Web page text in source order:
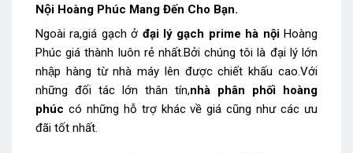
Nội Hoàng Phúc Mang Đến Cho Bạn.
Ngoài ra,giá gạch ở đại lý gạch prime hà nộiHoàng
Phúc giá thành luôn rẻ nhất.Bởi chúng tôi là đại lý lớn
nhập hàng từ nhà máy lên được chiết khấu cao.Với
những đối tác lớn thân tín,nhà phân phối hoàng
phúc có những hỗ trợ khác về giá cũng như các ưu
đãi tốt nhất.